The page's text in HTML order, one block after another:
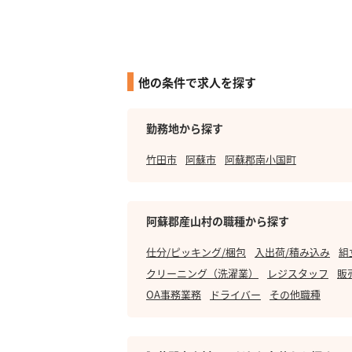
他の条件で求人を探す
勤務地から探す
竹田市 阿蘇市 阿蘇郡南小国町
阿蘇郡産山村の職種から探す
仕分/ピッキング/梱包 入出荷/積み込み 組
クリーニング（洗濯業）
レジスタッフ
販
OA事務業務
ドライバー その他職種